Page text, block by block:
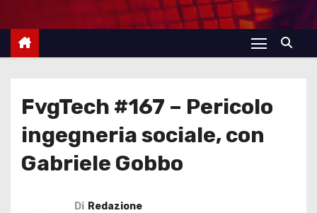
FvgTech #167 – Pericolo
ingegneria sociale, con
Gabriele Gobbo
Di Redazione